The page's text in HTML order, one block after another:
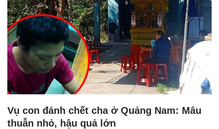
Vụ con đánh chết cha ở Quảng Nam: Mâu
thuẫn nhỏ, hậu quả lớn